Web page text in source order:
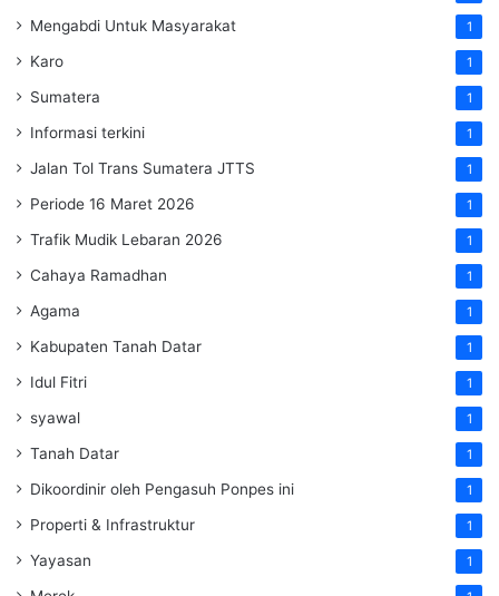
Mengabdi Untuk Masyarakat 1
Karo 1
Sumatera 1
Informasi terkini 1
Jalan Tol Trans Sumatera JTTS 1
Periode 16 Maret 2026 1
Trafik Mudik Lebaran 2026 1
Cahaya Ramadhan 1
Agama 1
Kabupaten Tanah Datar 1
Idul Fitri 1
syawal 1
Tanah Datar 1
Dikoordinir oleh Pengasuh Ponpes ini 1
Properti & Infrastruktur 1
Yayasan 1